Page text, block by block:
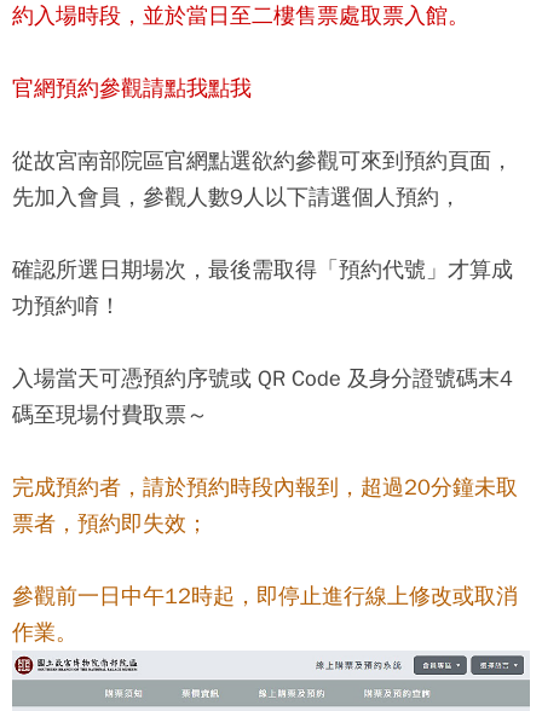
約入場時段，並於當日至二樓售票處取票入館。
官網預約參觀請點我點我
從故宮南部院區官網點選欲約參觀可來到預約頁面，
先加入會員，參觀人數9人以下請選個人預約，
確認所選日期場次，最後需取得「預約代號」才算成
功預約唷！
入場當天可憑預約序號或 QR Code 及身分證號碼末4
碼至現場付費取票～
完成預約者，請於預約時段內報到，超過20分鐘未取
票者，預約即失效；
參觀前一日中午12時起，即停止進行線上修改或取消
作業。